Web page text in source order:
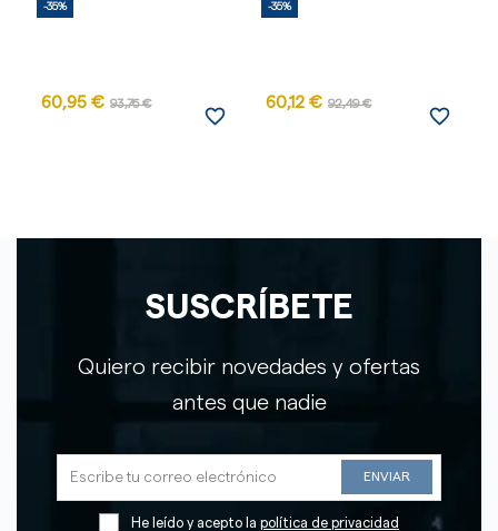
-35%
60,95 € 93,76 €
favorite_border
-35%
60,12 € 92,49 €
favorite_border
SUSCRÍBETE
Quiero recibir novedades y ofertas
antes que nadie
He leído y acepto la política de privacidad